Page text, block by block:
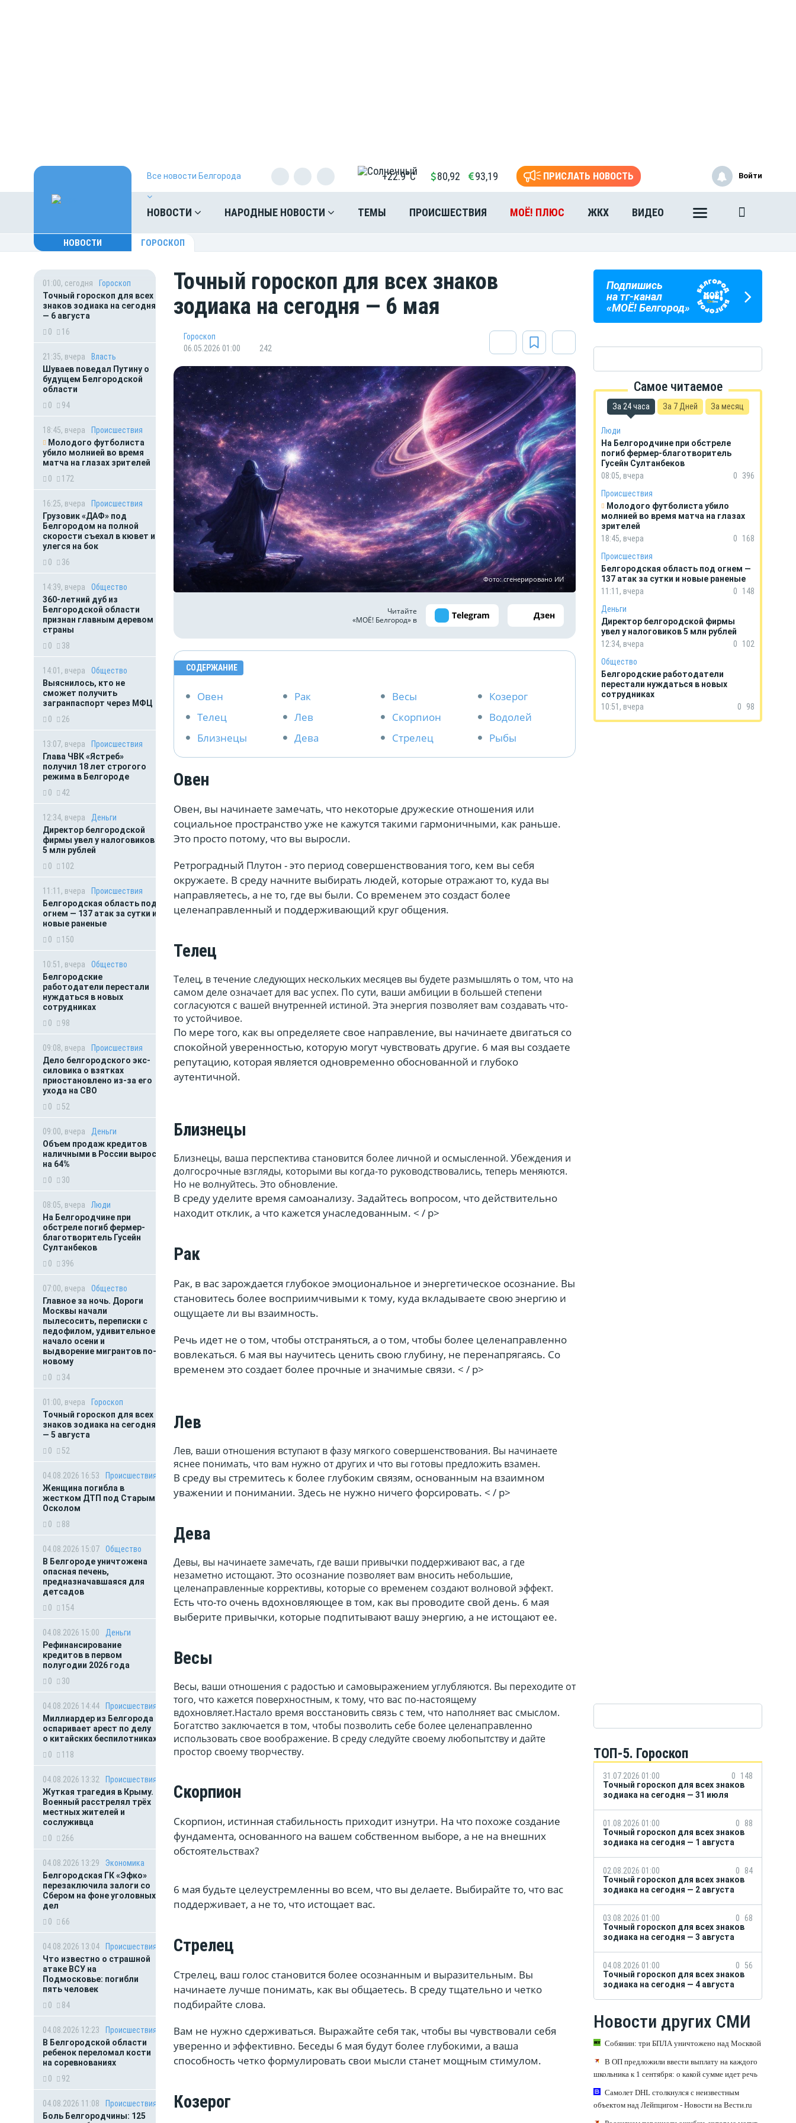
Все новости Белгорода +22.9°C 80,92 93,19 ПРИСЛАТЬ НОВОСТЬ
НОВОСТИ НАРОДНЫЕ НОВОСТИ ТЕМЫ ПРОИСШЕСТВИЯ МОЁ! ПЛЮС ЖКХ ВИДЕО
Войти
НОВОСТИ ГОРОСКОП
01:00, сегодня
Гороскоп
Точный гороскоп для всех
знаков зодиака на сегодня
— 6 августа
0
16
21:35, вчера
Власть
Шуваев поведал Путину о
будущем Белгородской
области
0
94
18:45, вчера
Происшествия
Молодого футболиста
убило молнией во время
матча на глазах зрителей
0
172
16:25, вчера
Происшествия
Грузовик «ДАФ» под
Белгородом на полной
скорости съехал в кювет и
улегся на бок
0
36
14:39, вчера
Общество
360-летний дуб из
Белгородской области
признан главным деревом
страны
0
38
14:01, вчера
Общество
Выяснилось, кто не
сможет получить
загранпаспорт через МФЦ
0
26
13:07, вчера
Происшествия
Глава ЧВК «Ястреб»
получил 18 лет строгого
режима в Белгороде
0
42
12:34, вчера
Деньги
Директор белгородской
фирмы увел у налоговиков
5 млн рублей
0
102
11:11, вчера
Происшествия
Белгородская область под
огнем — 137 атак за сутки и
новые раненые
0
150
10:51, вчера
Общество
Белгородские
работодатели перестали
нуждаться в новых
сотрудниках
0
98
09:08, вчера
Происшествия
Дело белгородского экс-
силовика о взятках
приостановлено из-за его
ухода на СВО
0
52
09:00, вчера
Деньги
Объем продаж кредитов
наличными в России вырос
на 64%
0
30
08:05, вчера
Люди
На Белгородчине при
обстреле погиб фермер-
благотворитель Гусейн
Султанбеков
0
396
07:00, вчера
Общество
Главное за ночь. Дороги
Москвы начали
пылесосить, переписки с
педофилом, удивительное
начало осени и
выдворение мигрантов по-
новому
0
34
01:00, вчера
Гороскоп
Точный гороскоп для всех
знаков зодиака на сегодня
— 5 августа
0
52
04.08.2026 16:53
Происшествия
Женщина погибла в
жестком ДТП под Старым
Осколом
0
88
04.08.2026 15:07
Общество
В Белгороде уничтожена
опасная печень,
предназначавшаяся для
детсадов
0
154
04.08.2026 15:00
Деньги
Рефинансирование
кредитов в первом
полугодии 2026 года
0
30
04.08.2026 14:44
Происшествия
Миллиардер из Белгорода
оспаривает арест по делу
о китайских беспилотниках
0
118
04.08.2026 13:32
Происшествия
Жуткая трагедия в Крыму.
Военный расстрелял трёх
местных жителей и
сослуживца
0
266
04.08.2026 13:29
Экономика
Белгородская ГК «Эфко»
перезаключила залоги со
Сбером на фоне уголовных
дел
0
66
04.08.2026 13:04
Происшествия
Что известно о страшной
атаке ВСУ на
Подмосковье: погибли
пять человек
0
84
04.08.2026 12:23
Происшествия
В Белгородской области
ребенок переломал кости
на соревнованиях
0
92
04.08.2026 11:08
Происшествия
Боль Белгородчины: 125
Точный гороскоп для всех знаков
зодиака на сегодня — 6 мая
Гороскоп
06.05.2026 01:00
242
Фото: сгенерировано ИИ
Читайте
«МОЁ! Белгород» в
Telegram Дзен
СОДЕРЖАНИЕ
Овен
Телец
Близнецы
Рак
Лев
Дева
Весы
Скорпион
Стрелец
Козерог
Водолей
Рыбы
Овен
Овен, вы начинаете замечать, что некоторые дружеские отношения или
социальное пространство уже не кажутся такими гармоничными, как раньше.
Это просто потому, что вы выросли.
Ретроградный Плутон - это период совершенствования того, кем вы себя
окружаете. В среду начните выбирать людей, которые отражают то, куда вы
направляетесь, а не то, где вы были. Со временем это создаст более
целенаправленный и поддерживающий круг общения.
Телец
Телец, в течение следующих нескольких месяцев вы будете размышлять о том, что на
самом деле означает для вас успех. По сути, ваши амбиции в большей степени
согласуются с вашей внутренней истиной. Эта энергия позволяет вам создавать что-
то устойчивое.
По мере того, как вы определяете свое направление, вы начинаете двигаться со
спокойной уверенностью, которую могут чувствовать другие. 6 мая вы создаете
репутацию, которая является одновременно обоснованной и глубоко
аутентичной.
Близнецы
Близнецы, ваша перспектива становится более личной и осмысленной. Убеждения и
долгосрочные взгляды, которыми вы когда-то руководствовались, теперь меняются.
Но не волнуйтесь. Это обновление.
В среду уделите время самоанализу. Задайтесь вопросом, что действительно
находит отклик, а что кажется унаследованным. < / p>
Рак
Рак, в вас зарождается глубокое эмоциональное и энергетическое осознание. Вы
становитесь более восприимчивыми к тому, куда вкладываете свою энергию и
ощущаете ли вы взаимность.
Речь идет не о том, чтобы отстраняться, а о том, чтобы более целенаправленно
вовлекаться. 6 мая вы научитесь ценить свою глубину, не перенапрягаясь. Со
временем это создает более прочные и значимые связи. < / p>
Лев
Лев, ваши отношения вступают в фазу мягкого совершенствования. Вы начинаете
яснее понимать, что вам нужно от других и что вы готовы предложить взамен.
В среду вы стремитесь к более глубоким связям, основанным на взаимном
уважении и понимании. Здесь не нужно ничего форсировать. < / p>
Дева
Девы, вы начинаете замечать, где ваши привычки поддерживают вас, а где
незаметно истощают. Это осознание позволяет вам вносить небольшие,
целенаправленные коррективы, которые со временем создают волновой эффект.
Есть что-то очень вдохновляющее в том, как вы проводите свой день. 6 мая
выберите привычки, которые подпитывают вашу энергию, а не истощают ее.
Весы
Весы, ваши отношения с радостью и самовыражением углубляются. Вы переходите от
того, что кажется поверхностным, к тому, что вас по-настоящему
вдохновляет.Настало время восстановить связь с тем, что наполняет вас смыслом.
Богатство заключается в том, чтобы позволить себе более целенаправленно
использовать свое воображение. В среду следуйте своему любопытству и дайте
простор своему творчеству.
Скорпион
Скорпион, истинная стабильность приходит изнутри. На что похоже создание
фундамента, основанного на вашем собственном выборе, а не на внешних
обстоятельствах?
6 мая будьте целеустремленны во всем, что вы делаете. Выбирайте то, что вас
поддерживает, а не то, что истощает вас.
Стрелец
Стрелец, ваш голос становится более осознанным и выразительным. Вы
начинаете лучше понимать, как вы общаетесь. В среду тщательно и четко
подбирайте слова.
Вам не нужно сдерживаться. Выражайте себя так, чтобы вы чувствовали себя
уверенно и эффективно. Беседы 6 мая будут более глубокими, а ваша
способность четко формулировать свои мысли станет мощным стимулом.
Козерог
Подпишись
на тг-канал
«МОЁ! Белгород»
ГОРОСКОП
НА КАЖДЫЙ ДЕНЬ
ПОГОДА
В БЕЛГОРОДЕ
Самое читаемое
За 24 часа За 7 Дней За месяц
Люди
На Белгородчине при обстреле
погиб фермер-благотворитель
Гусейн Султанбеков
08:05, вчера
0
396
Происшествия
Молодого футболиста убило
молнией во время матча на глазах
зрителей
18:45, вчера
0
168
Происшествия
Белгородская область под огнем —
137 атак за сутки и новые раненые
11:11, вчера
0
148
Деньги
Директор белгородской фирмы
увел у налоговиков 5 млн рублей
12:34, вчера
0
102
Общество
Белгородские работодатели
перестали нуждаться в новых
сотрудниках
10:51, вчера
0 98
ТОП-5. Гороскоп
31.07.2026 01:00 0
148
Точный гороскоп для всех знаков
зодиака на сегодня — 31 июля
01.08.2026 01:00 0
88
Точный гороскоп для всех знаков
зодиака на сегодня — 1 августа
02.08.2026 01:00 0
84
Точный гороскоп для всех знаков
зодиака на сегодня — 2 августа
03.08.2026 01:00 0
68
Точный гороскоп для всех знаков
зодиака на сегодня — 3 августа
04.08.2026 01:00 0 56
Точный гороскоп для всех знаков
зодиака на сегодня — 4 августа
Новости других СМИ
Собянин: три БПЛА уничтожено над Москвой
В ОП предложили ввести выплату на каждого
школьника к 1 сентября: о какой сумме идет речь
Самолет DHL столкнулся с неизвестным
объектом над Лейпцигом - Новости на Вести.ru